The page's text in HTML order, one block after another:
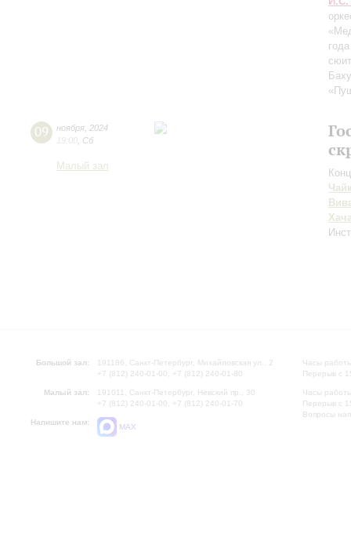
09 ноября 2024
19:00 Сб
Малый зал
Большой зал:
191186, Санкт-Петербург, Михайловская ул., 2
+7 (812) 240-01-00, +7 (812) 240-01-80
Малый зал:
191011, Санкт-Петербург, Невский пр., 30
+7 (812) 240-01-00, +7 (812) 240-01-70
Напишите нам:
MAX
Часы
Перерыв с
Часы
Перерыв с
Вопросы